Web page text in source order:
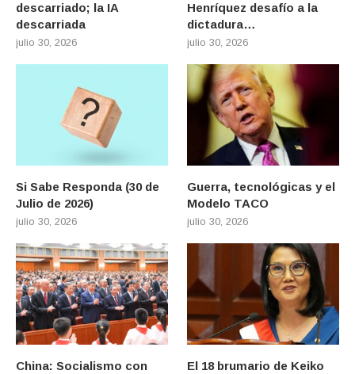
descarriado; la IA
descarriada
julio 30, 2026
Henríquez desafío a la
dictadura…
julio 30, 2026
Si Sabe Responda (30 de
Julio de 2026)
julio 30, 2026
Guerra, tecnológicas y el
Modelo TACO
julio 30, 2026
China: Socialismo con
El 18 brumario de Keiko